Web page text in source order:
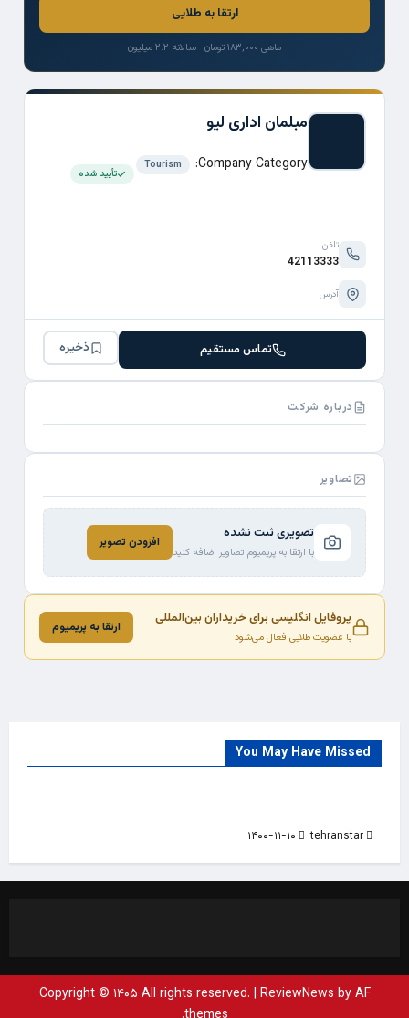
مبلمان اداری لیو
Company Category:
Tourism
تأیید شده
تلفن
42113333
آدرس
تماس مستقیم ذخیره
درباره شرکت
تصاویر
تصویری ثبت نشده
با ارتقا به پریمیوم تصاویر اضافه کنید
افزودن تصویر
پروفایل انگلیسی برای خریداران بین‌المللی
با عضویت طلایی فعال می‌شود
ارتقا به پریمیوم
ارتقا به طلایی
ماهی ۱۸۳,۰۰۰ تومان · سالانه ۲.۲ میلیون
You May Have Missed
Countries
India
Trade Source
tehranstar
Copyright © ۱۴۰۵ All rights reserved. | ReviewNews by AF